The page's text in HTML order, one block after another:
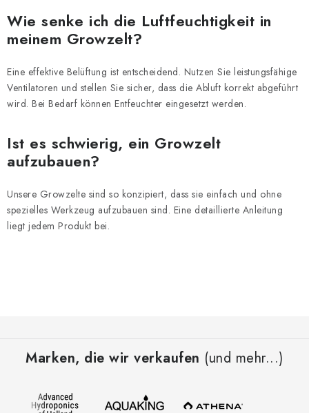
t
e
Wie senke ich die Luftfeuchtigkeit in
meinem Growzelt?
Eine effektive Belüftung ist entscheidend. Nutzen Sie leistungsfähige
Ventilatoren und stellen Sie sicher, dass die Abluft korrekt abgeführt
wird. Bei Bedarf können Entfeuchter eingesetzt werden.
Ist es schwierig, ein Growzelt
aufzubauen?
Unsere Growzelte sind so konzipiert, dass sie einfach und ohne
spezielles Werkzeug aufzubauen sind. Eine detaillierte Anleitung
liegt jedem Produkt bei.
Marken, die wir verkaufen (und mehr...)